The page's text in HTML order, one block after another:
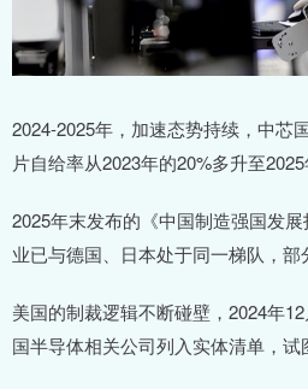
2024-2025年，加速态势持续，中芯
片自给率从2023年的20%多升至2025
2025年末发布的《中国制造强国发
业已与德国、日本处于同一梯队，部
美国的制裁逻辑不断碰壁，2024年
国半导体相关公司列入实体清单，试